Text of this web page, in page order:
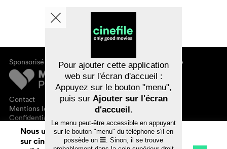
Sponsorisé par
Contact
Mentions légales
Confidentialité des données
À propos de cinefile
S'inscrire/s'abonner
Newsletter
FAQ
Bons-cadeaux
Nous utilisons des cookies. En naviguant
sur cinefile.ch, vous acceptez notre
Pour ajouter cette application
web sur l'écran d'accueil :
Appuyez sur le bouton "menu",
puis sur Ajouter sur l'écran
d'accueil.
Le menu peut-être accessible en appuyant
sur le bouton "menu" du téléphone s'il en
possède un
. Sinon, il se trouve